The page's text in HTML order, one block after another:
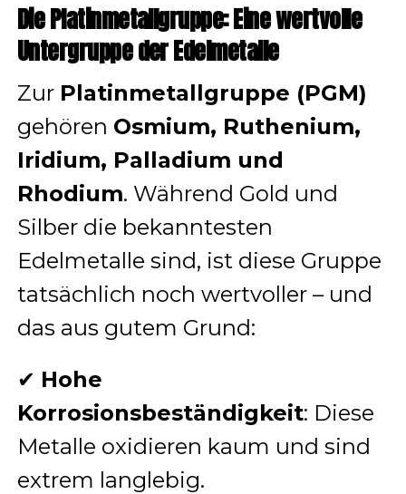
Die Platinmetallgruppe: Eine wertvolle
Untergruppe der Edelmetalle
Zur Platinmetallgruppe (PGM)
gehören Osmium, Ruthenium,
Iridium, Palladium und
Rhodium. Während Gold und
Silber die bekanntesten
Edelmetalle sind, ist diese Gruppe
tatsächlich noch wertvoller – und
das aus gutem Grund:
✔ Hohe
Korrosionsbeständigkeit: Diese
Metalle oxidieren kaum und sind
extrem langlebig.